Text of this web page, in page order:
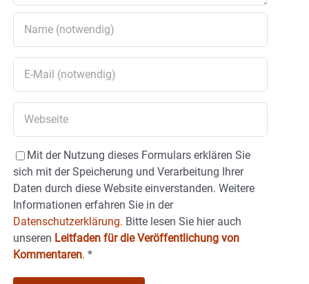
Mit der Nutzung dieses Formulars erklären Sie
sich mit der Speicherung und Verarbeitung Ihrer
Daten durch diese Website einverstanden. Weitere
Informationen erfahren Sie in der
Datenschutzerklärung. Bitte lesen Sie hier auch
unseren Leitfaden für die Veröffentlichung von
Kommentaren. *